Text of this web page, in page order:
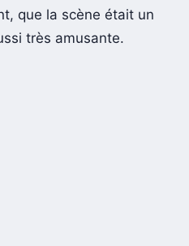
que la scène était un
très amusante.